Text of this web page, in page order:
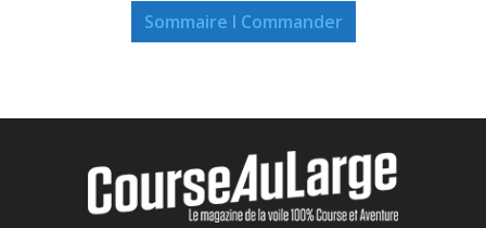
Sommaire I Commander